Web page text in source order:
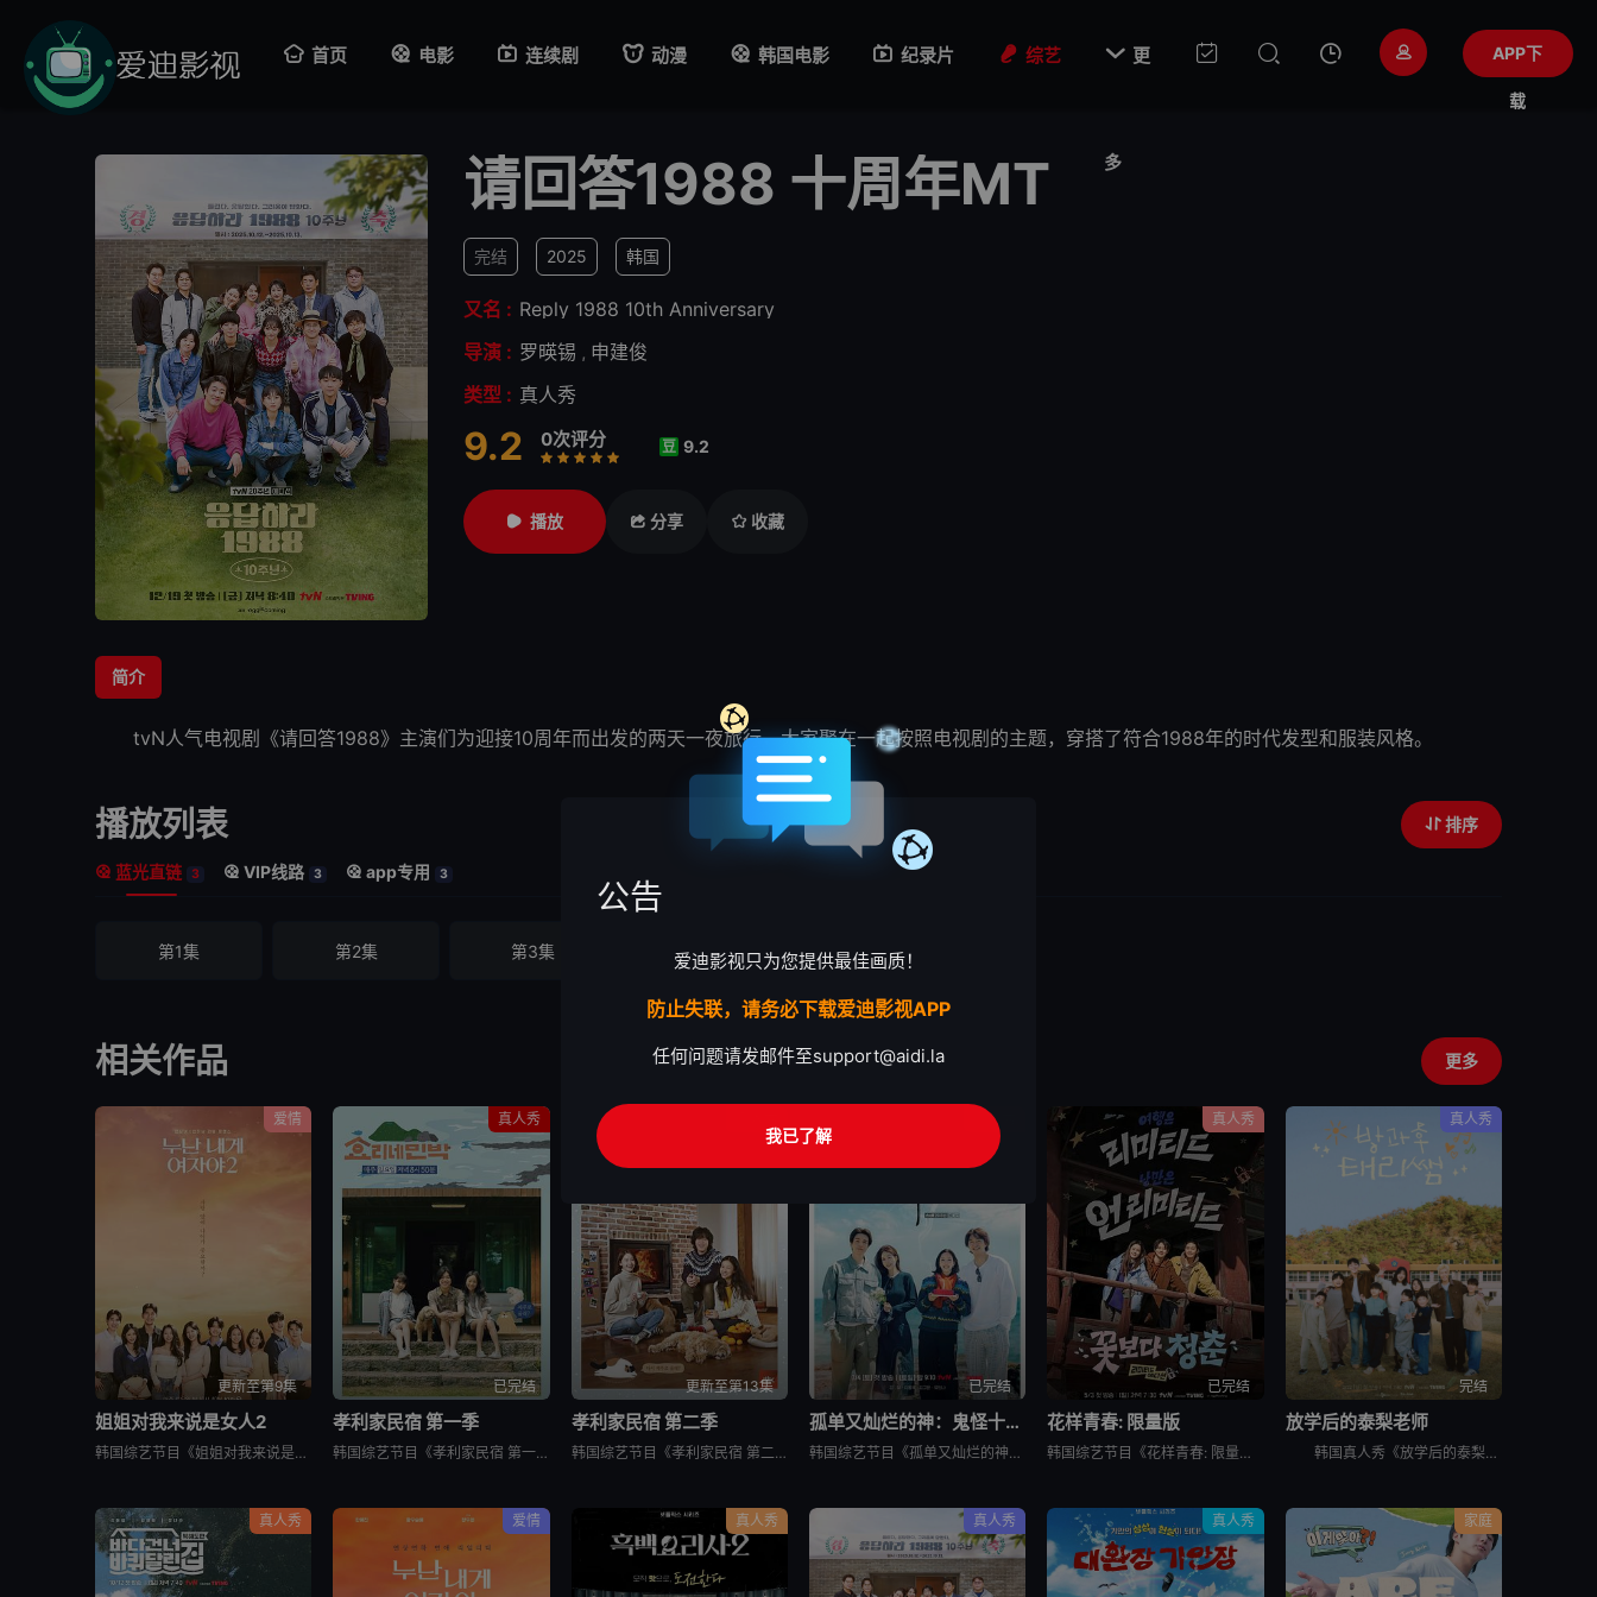
首页 电影 连续剧 动漫 韩国电影 纪录片 综艺  更
多
APP下
载
请回答1988 十周年MT
完结 2025 韩国
又名 : Reply 1988 10th Anniversary
导演 : 罗暎锡 , 申建俊
类型 : 真人秀
9.2 0次评分
很差
较差还行推荐
力荐
豆 9.2
播放 分享 收藏
简介
tvN人气电视剧《请回答1988》主演们为迎接10周年而出发的两天一夜旅行，大家聚在一起按照电视剧的主题，穿搭了符合1988年的时代发型和服装风格。
播放列表 排序
蓝光直链 3 VIP线路 3 app专用 3
第1集 第2集 第3集
相关作品 更多
爱情
更新至第9集
姐姐对我来说是女人2
韩国综艺节目《姐姐对我来说是女人2》又名：Noona is a Woman to Me 2，讲述了：节目旨在开掘为了事业而度过激烈的时间还没有找到爱情的女性和在爱情面前相信年龄只是数字的男性之间的罗曼
真人秀
已完结
孝利家民宿 第一季
韩国综艺节目《孝利家民宿 第一季》又名：孝利家的民宿,Hyori&#39;s Homestay,효리네민박，讲述了：《孝利家民宿》为韩国JTBC的综艺节目，由李孝利主持，节目背景为李孝利与丈夫李尚顺音
更新至第13集
孝利家民宿 第二季
韩国综艺节目《孝利家民宿 第二季》又名：효리네 민박2，讲述了：《孝利家民宿 第二季》继续讲述李尚顺、李孝利夫妇在自家民宿接待客人的故事，本季将展现冬季济州岛的美景，而民宿新职员林允儿和短期兼职生朴宝
真人秀
已完结
孤单又灿烂的神：鬼怪十周年特辑
韩国综艺节目《孤单又灿烂的神：鬼怪十周年特辑》又名：鬼怪十周年特别篇,鬼怪十周年之旅(台),도깨비 10주년，讲述了：为纪念开播十周年，剧中主演睽违多年再度聚首，展开特別旅行，重访经典场景、回顾难忘台
真人秀
已完结
花样青春: 限量版
韩国综艺节目《花样青春: 限量版》的妙趣在于突发旅行。突然告诉出演者去旅行的日程，出演者带着制作组原封不动地给的每人10万韩元经费，于2026年2月24日通过频道十五夜直播被绑架到旅行地。出演人员是郑
真人秀
完结
放学后的泰梨老师
韩国真人秀《放学后的泰梨老师》讲述的，是金泰梨成为某乡村小学的戏剧班老师，给学生们上戏剧课的节目。 成为充满热情的演技老师金泰梨和可爱学生们展开的特别旅程，将为观众带来纯真的笑容和感动。
真人秀 爱情 真人秀 真人秀 真人秀 家庭
公告
爱迪影视只为您提供最佳画质！
防止失联，请务必下载爱迪影视APP
任何问题请发邮件至support@aidi.la
我已了解